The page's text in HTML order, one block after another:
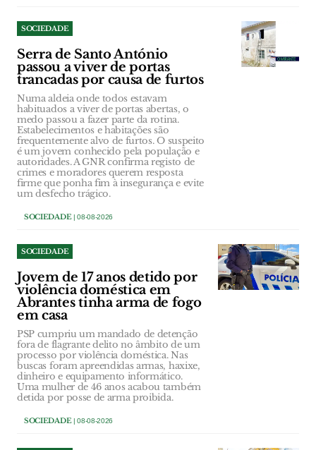
SOCIEDADE
Serra de Santo António
passou a viver de portas
trancadas por causa de furtos
Numa aldeia onde todos estavam
habituados a viver de portas abertas, o
medo passou a fazer parte da rotina.
Estabelecimentos e habitações são
frequentemente alvo de furtos. O suspeito
é um jovem conhecido pela população e
autoridades. A GNR confirma registo de
crimes e moradores querem resposta
firme que ponha fim à insegurança e evite
um desfecho trágico.
SOCIEDADE| 08-08-2026
SOCIEDADE
Jovem de 17 anos detido por
violência doméstica em
Abrantes tinha arma de fogo
em casa
PSP cumpriu um mandado de detenção
fora de flagrante delito no âmbito de um
processo por violência doméstica. Nas
buscas foram apreendidas armas, haxixe,
dinheiro e equipamento informático.
Uma mulher de 46 anos acabou também
detida por posse de arma proibida.
SOCIEDADE| 08-08-2026